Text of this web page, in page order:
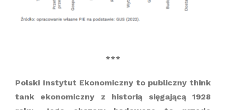
***
Polski Instytut Ekonomiczny to publiczny think
tank ekonomiczny z historią sięgającą 1928